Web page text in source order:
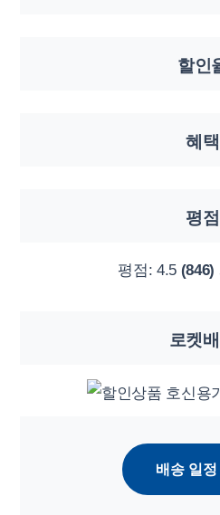
할인
혜택
평점
평점: 4.5 (846)
로켓
배송 일정